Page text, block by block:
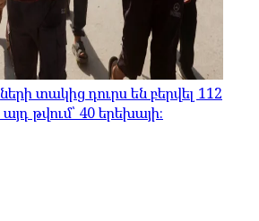
տակից դուրս են բերվել 112
թվում՝ 40 երեխայի։